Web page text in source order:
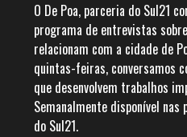
O De Poa, parceria do Sul21
programa de entrevistas
relacionam com a cidade de
quintas-feiras, conversamos
que desenvolvem trabalhos
Semanalmente disponível nas
do Sul21.